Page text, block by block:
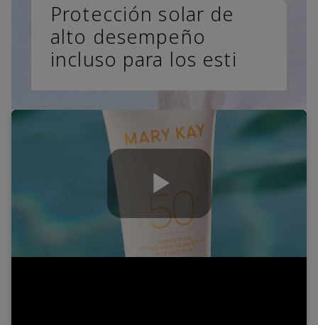
Protección solar de
alto desempeño
incluso para los esti
Play